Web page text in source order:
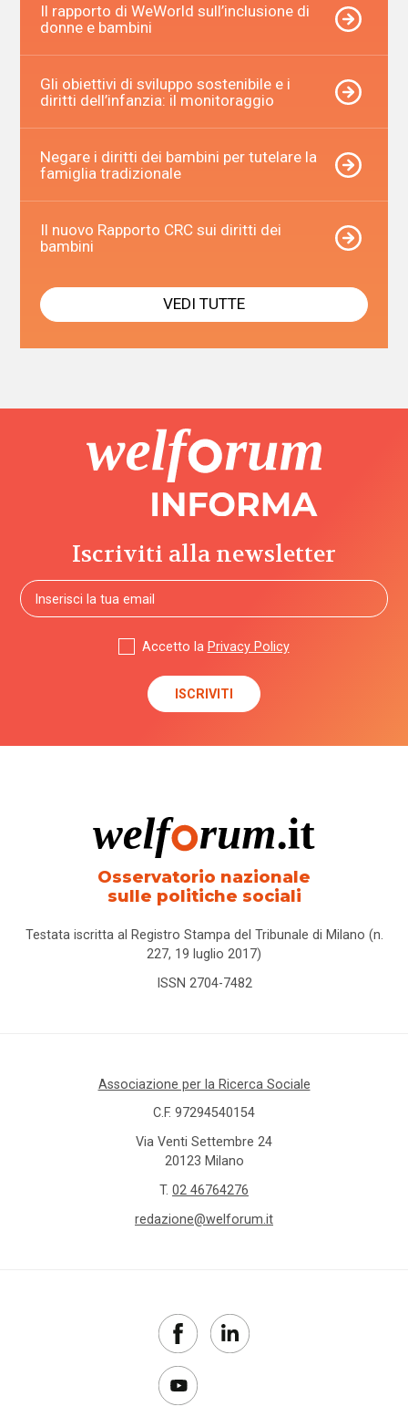
Il rapporto di WeWorld sull’inclusione di
donne e bambini
Gli obiettivi di sviluppo sostenibile e i
diritti dell’infanzia: il monitoraggio
Negare i diritti dei bambini per tutelare la
famiglia tradizionale
Il nuovo Rapporto CRC sui diritti dei
bambini
VEDI TUTTE
Iscriviti alla newsletter
Accetto la Privacy Policy
Osservatorio nazionale
sulle politiche sociali
Testata iscritta al Registro Stampa del Tribunale di Milano (n.
227, 19 luglio 2017)
ISSN 2704-7482
Associazione per la Ricerca Sociale
C.F. 97294540154
Via Venti Settembre 24
20123 Milano
T. 02 46764276
redazione@welforum.it